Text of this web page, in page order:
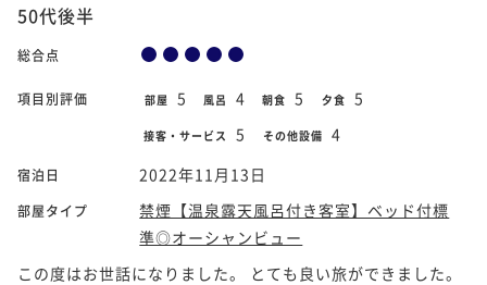
50代後半
総合点
項目別評価 部屋 5 風呂 4 朝食 5 夕食 5
接客・サービス 5 その他設備 4
宿泊日 2022年11月13日
部屋タイプ
禁煙【温泉露天風呂付き客室】ベッド付標
準◎オーシャンビュー
この度はお世話になりました。 とても良い旅ができました。